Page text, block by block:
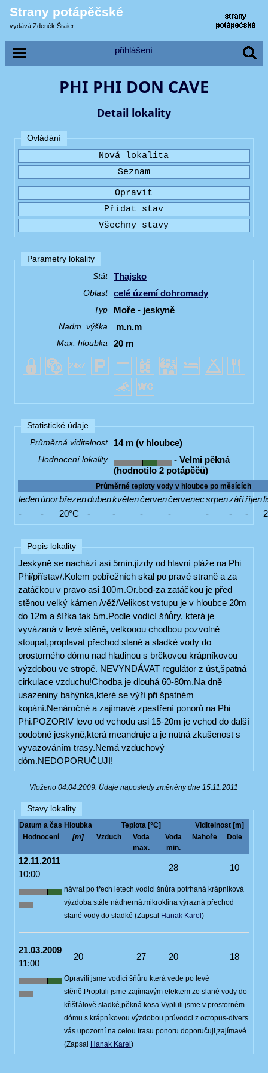
Strany potápěčské
vydává Zdeněk Šraier
přihlášení
PHI PHI DON CAVE
Detail lokality
Ovládání
Parametry lokality
Stát
Thajsko
Oblast celé území dohromady
Typ Moře - jeskyně
Nadm. výška m.n.m
Max. hloubka 20 m
Statistické údaje
Průměrná viditelnost
14 m (v hloubce)
Hodnocení lokality
- Velmi pěkná
(hodnotilo 2 potápěčů)
Průměrné teploty vody v hloubce po měsících
ledenúnorbřezendubenkvětenčervenčervenecsrpenzáříříjen
-
- 20°C - - - - - - -
Popis lokality
Jeskyně se nachází asi 5min.jízdy od hlavní pláže na Phi
Phi/přístav/.Kolem pobřežních skal po pravé straně a za
zatáčkou v pravo asi 100m.Or.bod-za zatáčkou je před
stěnou velký kámen /věž/Velikost vstupu je v hloubce 20m
do 12m a šířka tak 5m.Podle vodící šňůry, která je
vyvázaná v levé stěně, velkooou chodbou pozvolně
stoupat,proplavat přechod slané a sladké vody do
prostorného dómu nad hladinou s brčkovou krápníkovou
výzdobou ve stropě. NEVYNDÁVAT regulátor z úst,špatná
cirkulace vzduchu!Chodba je dlouhá 60-80m.Na dně
usazeniny bahýnka,které se výří při špatném
kopání.Nenáročné a zajímavé zpestření ponorů na Phi
Phi.POZOR!V levo od vchodu asi 15-20m je vchod do další
podobné jeskyně,která meandruje a je nutná zkušenost s
vyvazováním trasy.Nemá vzduchový
dóm.NEDOPORUČUJI!
Vloženo 04.04.2009. Údaje naposledy změněny dne 15.11.2011
Stavy lokality
Datum a čas Hloubka Teplota [°C]
Viditelnost [m]
Hodnocení
[m] Vzduch
Voda
max.
Voda
min.
Nahoře Dole
12.11.2011
10:00
28 10
návrat po třech letech.vodici šnůra potrhaná krápniková
výzdoba stále nádherná.mikroklina výrazná přechod
slané vody do sladké (Zapsal Hanak Karel)
21.03.2009
11:00
20 27 20 18
Opravili jsme vodící šňůru která vede po levé
stěně.Propluli jsme zajímavým efektem ze slané vody do
křišťálově sladké,pěkná kosa.Vypluli jsme v prostorném
dómu s krápníkovou výzdobou.průvodci z octopus-divers
vás upozorní na celou trasu ponoru.doporučuji,zajímavé.
(Zapsal Hanak Karel)